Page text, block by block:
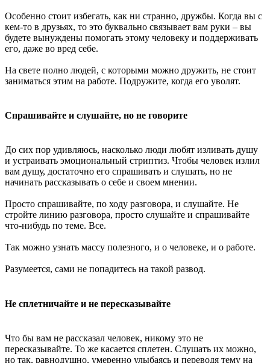
Особенно стоит избегать, как ни странно, дружбы. Когда вы с
кем-то в друзьях, то это буквально связывает вам руки – вы
будете вынуждены помогать этому человеку и поддерживать
его, даже во вред себе.
На свете полно людей, с которыми можно дружить, не стоит
заниматься этим на работе. Подружите, когда его уволят.
Спрашивайте и слушайте, но не говорите
До сих пор удивляюсь, насколько люди любят изливать душу
и устраивать эмоциональный стриптиз. Чтобы человек излил
вам душу, достаточно его спрашивать и слушать, но не
начинать рассказывать о себе и своем мнении.
Просто спрашивайте, по ходу разговора, и слушайте. Не
стройте линию разговора, просто слушайте и спрашивайте
что-нибудь по теме. Все.
Так можно узнать массу полезного, и о человеке, и о работе.
Разумеется, сами не попадитесь на такой развод.
Не сплетничайте и не пересказывайте
Что бы вам не рассказал человек, никому это не
пересказывайте. То же касается сплетен. Слушать их можно,
но так, равнодушно, умеренно улыбаясь и переводя тему на